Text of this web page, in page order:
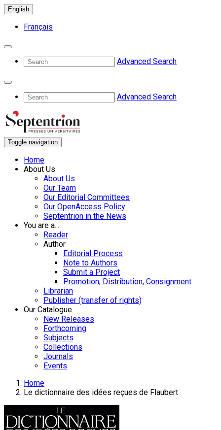
English
Français
Advanced Search
Advanced Search
Toggle navigation
Home
About Us
About Us
Our Team
Our Editorial Committees
Our OpenAccess Policy
Septentrion in the News
You are a...
Reader
Author
Editorial Process
Note to Authors
Submit a Project
Promotion, Distribution, Consignment
Librarian
Publisher (transfer of rights)
Our Catalogue
New Releases
Forthcoming
Subjects
Collections
Journals
Events
Home
Le dictionnaire des idées reçues de Flaubert